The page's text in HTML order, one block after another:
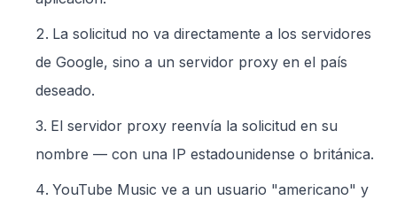
La solicitud no va directamente a los servidores
de Google, sino a un servidor proxy en el país
deseado.
El servidor proxy reenvía la solicitud en su
nombre — con una IP estadounidense o británica.
YouTube Music ve a un usuario "americano" y